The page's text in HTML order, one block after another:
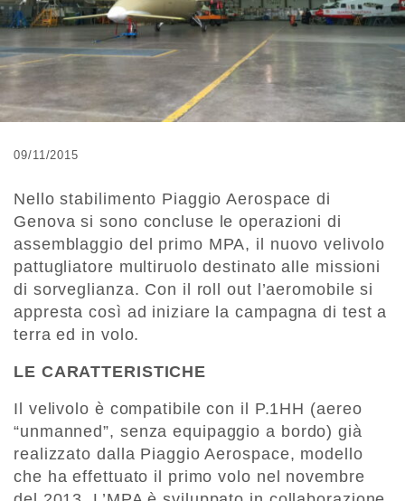
09/11/2015
Nello stabilimento Piaggio Aerospace di
Genova si sono concluse le operazioni di
assemblaggio del primo MPA, il nuovo velivolo
pattugliatore multiruolo destinato alle missioni
di sorveglianza. Con il roll out l’aeromobile si
appresta così ad iniziare la campagna di test a
terra ed in volo.
LE CARATTERISTICHE
Il velivolo è compatibile con il P.1HH (aereo
“unmanned”, senza equipaggio a bordo) già
realizzato dalla Piaggio Aerospace, modello
che ha effettuato il primo volo nel novembre